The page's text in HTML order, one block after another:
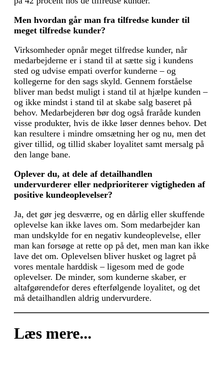
Men hvordan går man fra tilfredse kunder til
meget tilfredse kunder?
Virksomheder opnår meget tilfredse kunder, når
medarbejderne er i stand til at sætte sig i kundens
sted og udvise empati overfor kun­derne – og
kollegerne for den sags skyld. Gennem forståelse
bliver man bedst muligt i stand til at hjælpe kunden –
og ikke mindst i stand til at skabe salg baseret på
behov. Medarbejderen bør dog også fraråde kunden
visse produkter, hvis de ikke løser dennes behov. Det
kan resultere i mindre omsætning her og nu, men det
giver tillid, og tillid skaber loyalitet samt mersalg på
den lange bane.
Oplever du, at dele af detailhandlen
undervurderer eller nedprioriterer vigtigheden af
positive kundeoplevelser?
Ja, det gør jeg desværre, og en dårlig eller skuffende
oplevelse kan ikke laves om. Som medarbejder kan
man undskylde for en negativ kundeoplevelse, eller
man kan forsøge at rette op på det, men man kan ikke
lave det om. Oplevelsen bliver husket og lagret på
vores mentale harddisk – ligesom med de gode
oplevelser. De minder, som kunderne skaber, er
altafgørendefor deres efterfølgende loyalitet, og det
må detailhandlen aldrig undervurdere.
Læs mere...